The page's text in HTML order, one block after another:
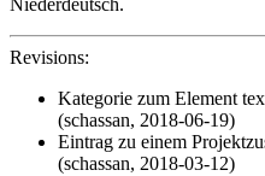
Niederdeutsch.
Revisions:
Kategorie zum Element
(schassan, 2018-06-19)
Eintrag zu einem
(schassan, 2018-03-12)